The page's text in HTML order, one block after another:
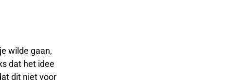
wilde gaan,
dat het idee
dit niet voor